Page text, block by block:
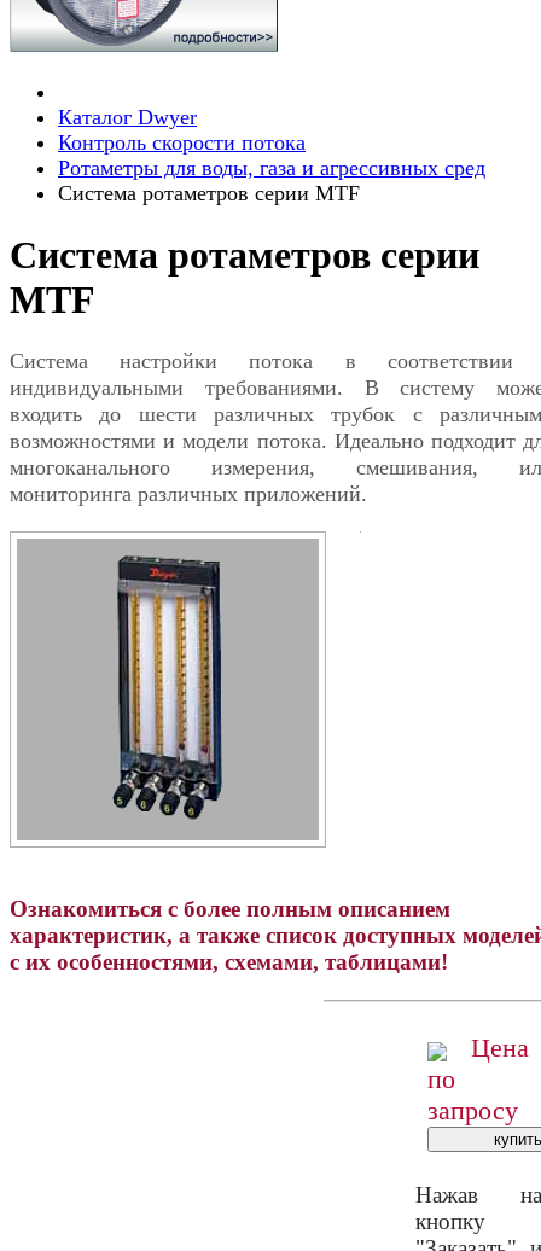
Каталог Dwyer
Контроль скорости потока
Ротаметры для воды, газа и агрессивных сред
Система ротаметров серии MTF
Система ротаметров серии
MTF
Система настройки потока в соответствии
индивидуальными требованиями. В систему
входить до шести различных трубок с
возможностями и модели потока. Идеально подходит
многоканального измерения, смешивания,
мониторинга различных приложений.
Ознакомиться с более полным описанием
характеристик, а также список доступных
с их особенностями, схемами, таблицами!
Цена
по
запросу
Нажав на
кнопку